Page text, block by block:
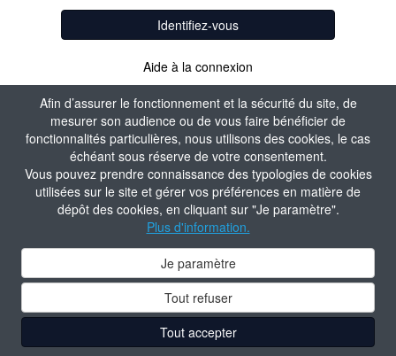
Afin d’assurer le fonctionnement et la sécurité du site, de
mesurer son audience ou de vous faire bénéficier de
fonctionnalités particulières, nous utilisons des cookies, le cas
échéant sous réserve de votre consentement.
Vous pouvez prendre connaissance des typologies de cookies
utilisées sur le site et gérer vos préférences en matière de
dépôt des cookies, en cliquant sur "Je paramètre".
Plus d'information.
Je paramètre
Tout refuser
Tout accepter
Identifiez-vous
Aide à la connexion